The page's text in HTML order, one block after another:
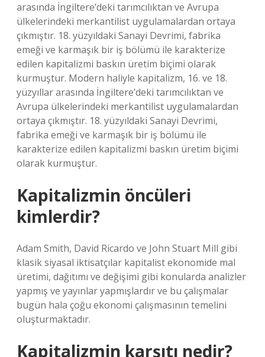
arasında İngiltere’deki tarımcılıktan ve Avrupa
ülkelerindeki merkantilist uygulamalardan ortaya
çıkmıştır. 18. yüzyıldaki Sanayi Devrimi, fabrika
emeği ve karmaşık bir iş bölümü ile karakterize
edilen kapitalizmi baskın üretim biçimi olarak
kurmuştur. Modern haliyle kapitalizm, 16. ve 18.
yüzyıllar arasında İngiltere’deki tarımcılıktan ve
Avrupa ülkelerindeki merkantilist uygulamalardan
ortaya çıkmıştır. 18. yüzyıldaki Sanayi Devrimi,
fabrika emeği ve karmaşık bir iş bölümü ile
karakterize edilen kapitalizmi baskın üretim biçimi
olarak kurmuştur.
Kapitalizmin öncüleri
kimlerdir?
Adam Smith, David Ricardo ve John Stuart Mill gibi
klasik siyasal iktisatçılar kapitalist ekonomide mal
üretimi, dağıtımı ve değişimi gibi konularda analizler
yapmış ve yayınlar yapmışlardır ve bu çalışmalar
bugün hala çoğu ekonomi çalışmasının temelini
oluşturmaktadır.
Kapitalizmin karşıtı nedir?